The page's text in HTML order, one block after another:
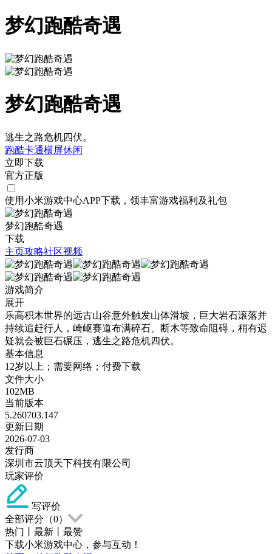
梦幻跑酷奇遇
梦幻跑酷奇遇
逃生之路危机四伏。
跑酷卡通横屏休闲
立即下载
官方正版
使用小米游戏中心APP下载 ，领丰富游戏福利 及礼包
梦幻跑酷奇遇
下载
主页攻略社区视频
游戏简介
展开
乐高积木世界的远古山谷意外触发山体滑坡，巨大岩石滚落并
持续追赶行人，崎岖赛道布满碎石、断木等致命阻碍，稍有迟
疑就会被巨石碾压，逃生之路危机四伏。
基本信息
12岁以上；需要网络；付费下载
文件大小
102MB
当前版本
5.260703.147
更新日期
2026-07-03
发行商
深圳市云顶天下科技有限公司
玩家评价
写评价
全部评分（0）
热门
最新
最赞
下载小米游戏中心，参与互动！